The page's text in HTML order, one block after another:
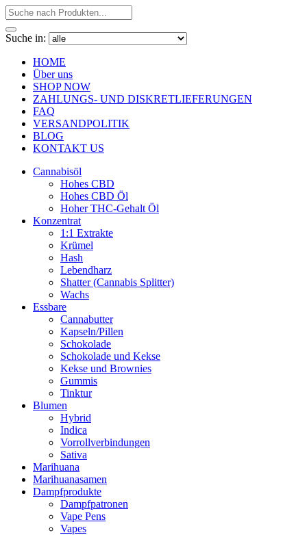
Suche in:
HOME
Über uns
SHOP NOW
ZAHLUNGS- UND DISKRETLIEFERUNGEN
FAQ
VERSANDPOLITIK
BLOG
KONTAKT US
Cannabisöl
Hohes CBD
Hohes CBD Öl
Hoher THC-Gehalt Öl
Konzentrat
1:1 Extrakte
Krümel
Hash
Lebendharz
Shatter (Cannabis Splitter)
Wachs
Essbare
Cannabutter
Kapseln/Pillen
Schokolade
Schokolade und Kekse
Kekse und Brownies
Gummis
Tinktur
Blumen
Hybrid
Indica
Vorrollverbindungen
Sativa
Marihuana
Marihuanasamen
Dampfprodukte
Dampfpatronen
Vape Pens
Vapes